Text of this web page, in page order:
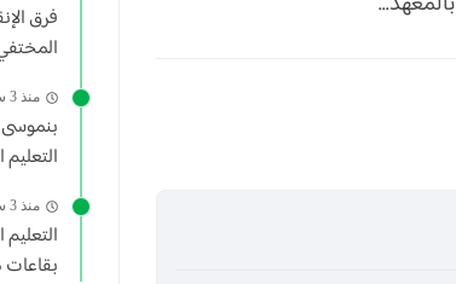
فرق
منذ 3 سنة
منذ 3 سنة